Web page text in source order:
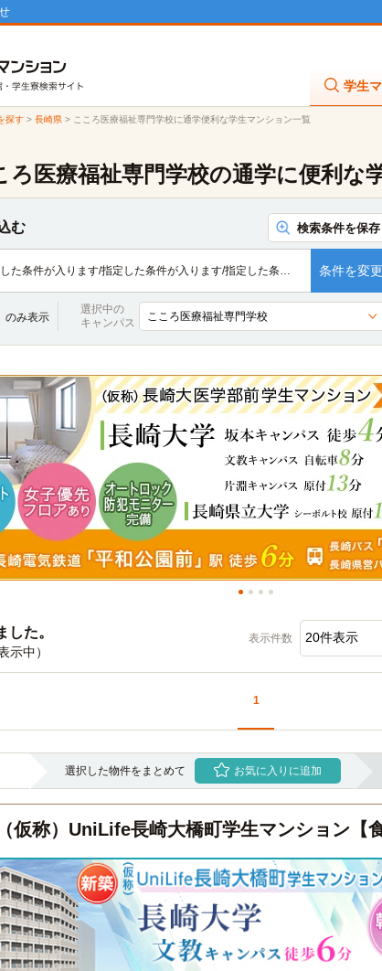
学生
探す> 長崎県> こころ医療福祉専門学校に通学便利な学生マンション一覧
ろ医療福祉専門学校の通学に便利な
む 検索条件を保存
た条件が入ります/指定した条件が入ります/指定した条… 条件を変更
のみ表示
選択中の
キャンパス
した。
示中）
表示件数
1
選択した物件をまとめて お気に入りに追加
（仮称）UniLife長崎大橋町学生マンション【